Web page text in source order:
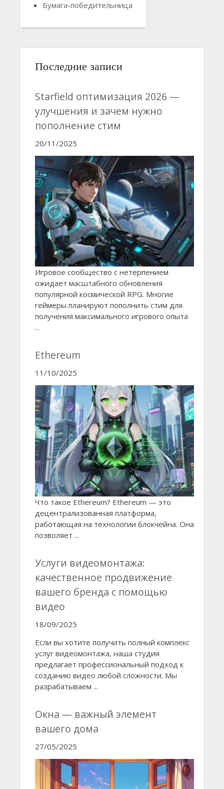
Бумага-победительница
Последние записи
Starfield оптимизация 2026 —
улучшения и зачем нужно
пополнение стим
20/11/2025
Игровое сообщество с нетерпением
ожидает масштабного обновления
популярной космической RPG. Многие
геймеры планируют пополнить стим для
получения максимального игрового опыта
...
Ethereum
11/10/2025
Что такое Ethereum? Ethereum — это
децентрализованная платформа,
работающая на технологии блокчейна. Она
позволяет ...
Услуги видеомонтажа:
качественное продвижение
вашего бренда с помощью
видео
18/09/2025
Если вы хотите получить полный комплекс
услуг видеомонтажа, наша студия
предлагает профессиональный подход к
созданию видео любой сложности. Мы
разрабатываем ...
Окна — важный элемент
вашего дома
27/05/2025